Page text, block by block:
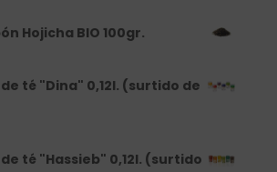
Hojicha BIO 100gr.
té "Dina" 0,12l. (surtido de
té "Hassieb" 0,12l. (surtido